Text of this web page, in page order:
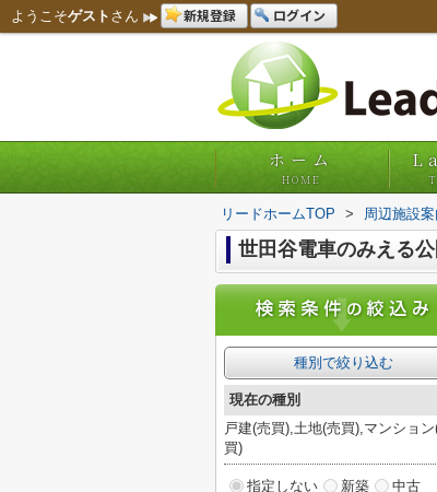
ようこそゲスト さん 新規登録 ログイン
ホーム
HOME
リードホームTOP > 周辺施設案
世田谷電車のみえる
種別で絞り込む
現在の種別
戸建(売買),土地(売買),マンション
買)
指定しない 新築
中古